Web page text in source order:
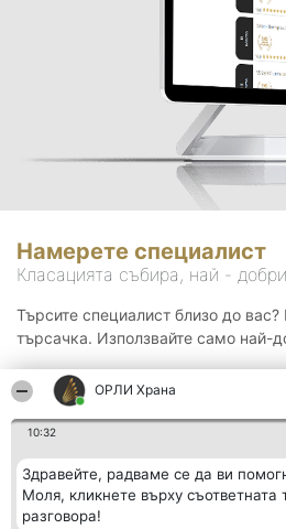
ОРЛИ Храна
10:32
Здравейте, радваме се да ви
Моля, кликнете върху съответната
разговора!
Намерете специалист
Класацията събира, най -
Търсите специалист близо до
търсачка. Използвайте само най-